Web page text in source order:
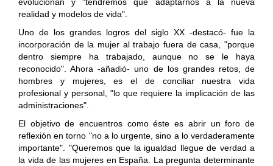
realidad y modelos de vida".
Uno de los grandes logros del siglo XX -destacó- fue la
incorporación de la mujer al trabajo fuera de casa, "porque
dentro siempre ha trabajado, aunque no se le haya
reconocido". Ahora -añadió- uno de los grandes retos, de
hombres y mujeres, es el de conciliar nuestra vida
profesional y personal, "lo que requiere la implicación de las
administraciones".
El objetivo de encuentros como éste es abrir un foro de
reflexión en torno "no a lo urgente, sino a lo verdaderamente
importante". "Queremos que la igualdad llegue de verdad a
la vida de las mujeres en España. La pregunta determinante